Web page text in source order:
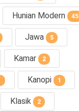
Hunian Modern 45
Jawa 5
Kamar 2
Kanopi 1
Klasik 2